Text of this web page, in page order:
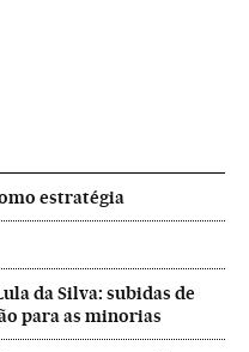
estratégia
da Silva: subidas de
para as minorias